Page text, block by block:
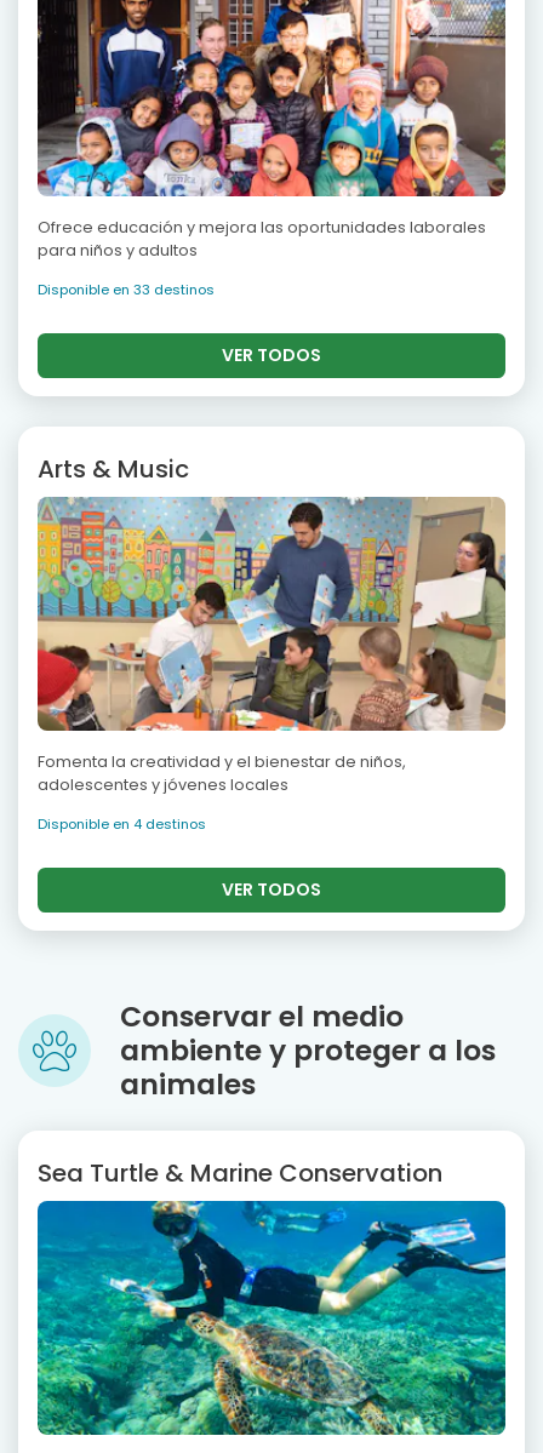
Ofrece educación y mejora las oportunidades laborales
para niños y adultos
Disponible en 33 destinos
VER TODOS
Arts & Music
Fomenta la creatividad y el bienestar de niños,
adolescentes y jóvenes locales
Disponible en 4 destinos
VER TODOS
Conservar el medio
ambiente y proteger a los
animales
Sea Turtle & Marine Conservation